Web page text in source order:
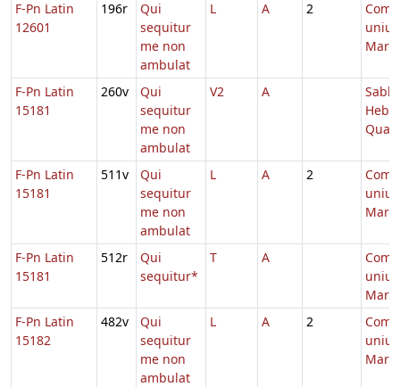
F-Pn Latin
12601
196r
Qui
sequitur
me non
ambulat
L A 2
unius
F-Pn Latin
15181
260v
Qui
sequitur
me non
ambulat
V2 A
Sabb.
F-Pn Latin
15181
511v
Qui
sequitur
me non
ambulat
L A 2
unius
F-Pn Latin
15181
512r
Qui
sequitur*
T A
unius
F-Pn Latin
15182
482v
Qui
sequitur
me non
ambulat
L A 2
unius